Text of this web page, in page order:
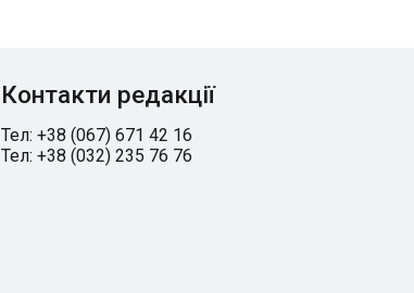
Контакти редакції
Тел: +38 (067) 671 42 16
Тел: +38 (032) 235 76 76